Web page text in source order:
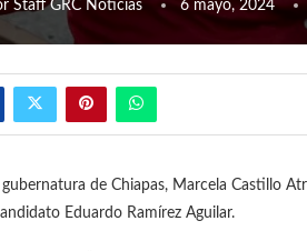
Staff GRC Noticias 6 mayo, 2024
de Chiapas, Marcela Castillo
Eduardo Ramírez Aguilar.